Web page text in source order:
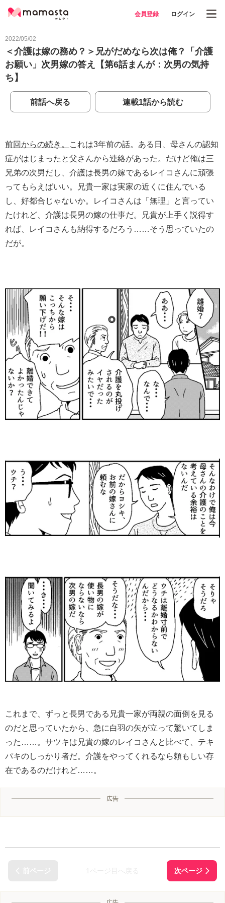
会員登録 ログイン
2022/05/02
＜介護は嫁の務め？＞兄がだめなら次は俺？「介護
お願い」次男嫁の答え【第6話まんが：次男の気持
ち】
前話へ戻る 連載1話から読む
前回からの続き。
これは3年前の話。ある日、母さんの認知
症がはじまったと父さんから連絡があった。だけど俺は三
兄弟の次男だし、介護は長男の嫁であるレイコさんに頑張
ってもらえばいい。兄貴一家は実家の近くに住んでいる
し、好都合じゃないか。レイコさんは「無理」と言ってい
たけれど、介護は長男の嫁の仕事だ。兄貴が上手く説得す
れば、レイコさんも納得するだろう……そう思っていたの
だが。
これまで、ずっと長男である兄貴一家が両親の面倒を見る
のだと思っていたから、急に白羽の矢が立って驚いてしま
った……。サツキは兄貴の嫁のレイコさんと比べて、テキ
パキのしっかり者だ。介護をやってくれるなら頼もしい存
在であるのだけれど……。
広告